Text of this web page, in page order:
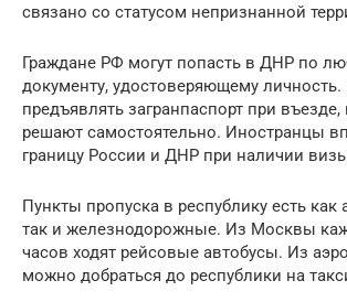
связано со статусом непризнанной
Граждане РФ могут попасть в ДНР по
документу, удостоверяющему
предъявлять загранпаспорт при въезде,
решают самостоятельно. Иностранцы
границу России и ДНР при наличии
Пункты пропуска в республику есть
так и железнодорожные. Из Москвы
часов ходят рейсовые автобусы. Из
можно добраться до республики на